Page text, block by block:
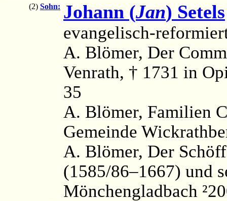
(2) Sohn: Johann (Jan) Setels
evangelisch-
A. Blömer, Der
Venrath, † 1731 in
35
A. Blömer, Familien
Gemeinde
A. Blömer, Der
(1585/86–1667) und
Mönchengladbach